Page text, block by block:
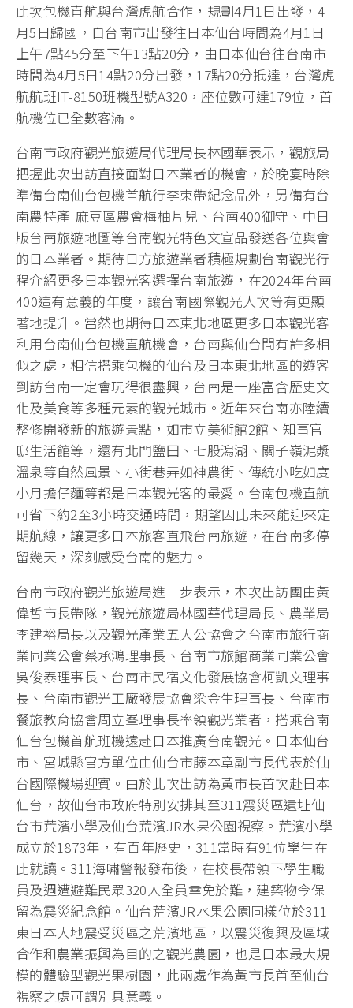
此次包機直航與台灣虎航合作，規劃4月1日出發，4
月5日歸國，自台南市出發往日本仙台時間為4月1日
上午7點45分至下午13點20分，由日本仙台往台南市
時間為4月5日14點20分出發，17點20分扺達，台灣虎
航航班IT-8150班機型號A320，座位數可達179位，首
航機位已全數客滿。
台南市政府觀光旅遊局代理局長林國華表示，觀旅局
把握此次出訪直接面對日本業者的機會，於晚宴時除
準備台南仙台包機首航行李束帶紀念品外，另備有台
南農特產-麻豆區農會梅柚片兒、台南400御守、中日
版台南旅遊地圖等台南觀光特色文宣品發送各位與會
的日本業者。期待日方旅遊業者積極規劃台南觀光行
程介紹更多日本觀光客選擇台南旅遊，在2024年台南
400這有意義的年度，讓台南國際觀光人次等有更顯
著地提升。當然也期待日本東北地區更多日本觀光客
利用台南仙台包機直航機會，台南與仙台間有許多相
似之處，相信搭乘包機的仙台及日本東北地區的遊客
到訪台南一定會玩得很盡興，台南是一座富含歷史文
化及美食等多種元素的觀光城市。近年來台南亦陸續
整修開發新的旅遊景點，如市立美術館2館、知事官
邸生活館等，還有北門鹽田、七股潟湖、關子嶺泥漿
溫泉等自然風景、小街巷弄如神農街、傳統小吃如度
小月擔仔麵等都是日本觀光客的最愛。台南包機直航
可省下約2至3小時交通時間，期望因此未來能迎來定
期航線，讓更多日本旅客直飛台南旅遊，在台南多停
留幾天，深刻感受台南的魅力。
台南市政府觀光旅遊局進一步表示，本次出訪團由黃
偉哲市長帶隊，觀光旅遊局林國華代理局長、農業局
李建裕局長以及觀光產業五大公協會之台南市旅行商
業同業公會蔡承鴻理事長、台南市旅館商業同業公會
吳俊泰理事長、台南市民宿文化發展協會柯凱文理事
長、台南市觀光工廠發展協會梁金生理事長、台南市
餐旅教育協會周立峯理事長率領觀光業者，搭乘台南
仙台包機首航班機遠赴日本推廣台南觀光。日本仙台
市、宮城縣官方單位由仙台市藤本章副市長代表於仙
台國際機場迎賓。由於此次出訪為黃市長首次赴日本
仙台，故仙台市政府特別安排其至311震災區遺址仙
台市荒濱小學及仙台荒濱JR水果公園視察。荒濱小學
成立於1873年，有百年歷史，311當時有91位學生在
此就讀。311海嘯警報發布後，在校長帶領下學生職
員及週遭避難民眾320人全員幸免於難，建築物今保
留為震災紀念館。仙台荒濱JR水果公園同樣位於311
東日本大地震受災區之荒濱地區，以震災復興及區域
合作和農業振興為目的之觀光農園，也是日本最大規
模的體驗型觀光果樹園，此兩處作為黃市長首至仙台
視察之處可謂別具意義。